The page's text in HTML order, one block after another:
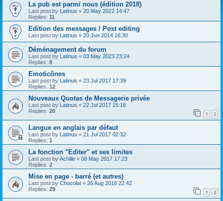
La pub est parmi nous (édition 2018)
Last post by Latinus « 20 May 2022 14:47
Replies: 11
Edition des messages / Post editing
Last post by Latinus « 20 Jun 2014 16:30
Déménagement du forum
Last post by Latinus « 03 May 2023 23:24
Replies: 8
Emoticônes
Last post by Latinus « 23 Jul 2017 17:39
Replies: 12
Nouveaux Quotas de Messagerie privée
Last post by Latinus « 22 Jul 2017 15:16
Replies: 20 1 2
Langue en anglais par défaut
Last post by Latinus « 21 Jul 2017 02:32
Replies: 1
La fonction "Editer" et ses limites
Last post by Achille « 08 May 2017 17:23
Replies: 2
Mise en page - barré (et autres)
Last post by Chocolat « 26 Aug 2016 22:42
Replies: 29 1 2